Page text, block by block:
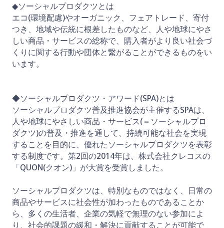
◆ソーシャルプロダクツとは
エコ(環境配慮)やオーガニック、フェアトレード、寄付
つき、地域や伝統に根差したものなど、人や地球にやさ
しい商品・サービスの総称で、購入者がより良い社会づ
くりに関する行動や団体と繋がることができるものをい
います。
◆ソーシャルプロダクツ・アワード(SPA)とは
ソーシャルプロダクツ普及推進協会が主催するSPAは、
人や地球にやさしい商品・サービス(＝ソーシャルプロ
ダクツ)の普及・推進を通して、持続可能な社会を実現
することを目的に、優れたソーシャルプロダクツを表彰
する制度です。第2回の2014年は、株式会社クレコスの
「QUON(クオン)」が大賞を受賞しました。
ソーシャルプロダクツは、特別なものではなく、日常の
商品やサービスに社会性が加わったものであることか
ら、多くの生活者、企業の気軽で無理のない参加によ
り、社会的課題の緩和・解決に貢献することが可能で